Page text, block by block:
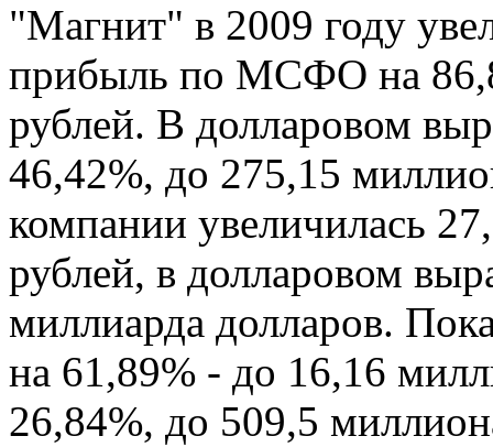
"Магнит" в 2009 году
прибыль по МСФО на
рублей. В долларовом
46,42%, до 275,15
компании увеличилась
рублей, в долларовом
миллиарда долларов.
на 61,89% - до 16,16
26,84%, до 509,5